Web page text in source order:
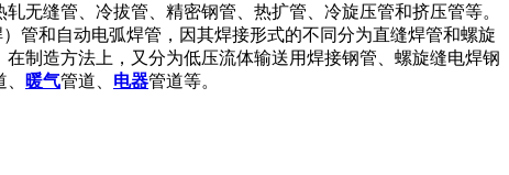
无缝管、冷拔管、精密钢管、热扩管、冷旋压管和挤压管等。
管和自动电弧焊管，因其焊接形式的不同分为直缝焊管和螺旋
在制造方法上，又分为低压流体输送用焊接钢管、螺旋缝电焊钢
暖气管道、 电器管道等。